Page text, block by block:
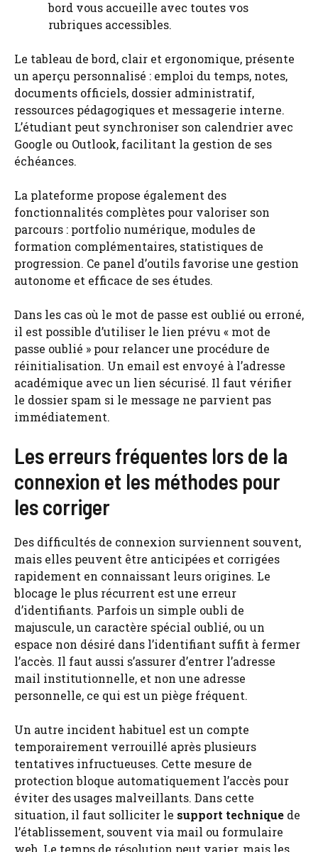
bord vous accueille avec toutes vos
rubriques accessibles.
Le tableau de bord, clair et ergonomique, présente
un aperçu personnalisé : emploi du temps, notes,
documents officiels, dossier administratif,
ressources pédagogiques et messagerie interne.
L’étudiant peut synchroniser son calendrier avec
Google ou Outlook, facilitant la gestion de ses
échéances.
La plateforme propose également des
fonctionnalités complètes pour valoriser son
parcours : portfolio numérique, modules de
formation complémentaires, statistiques de
progression. Ce panel d’outils favorise une gestion
autonome et efficace de ses études.
Dans les cas où le mot de passe est oublié ou erroné,
il est possible d’utiliser le lien prévu « mot de
passe oublié » pour relancer une procédure de
réinitialisation. Un email est envoyé à l’adresse
académique avec un lien sécurisé. Il faut vérifier
le dossier spam si le message ne parvient pas
immédiatement.
Les erreurs fréquentes lors de la
connexion et les méthodes pour
les corriger
Des difficultés de connexion surviennent souvent,
mais elles peuvent être anticipées et corrigées
rapidement en connaissant leurs origines. Le
blocage le plus récurrent est une erreur
d’identifiants. Parfois un simple oubli de
majuscule, un caractère spécial oublié, ou un
espace non désiré dans l’identifiant suffit à fermer
l’accès. Il faut aussi s’assurer d’entrer l’adresse
mail institutionnelle, et non une adresse
personnelle, ce qui est un piège fréquent.
Un autre incident habituel est un compte
temporairement verrouillé après plusieurs
tentatives infructueuses. Cette mesure de
protection bloque automatiquement l’accès pour
éviter des usages malveillants. Dans cette
situation, il faut solliciter le support technique de
l’établissement, souvent via mail ou formulaire
web. Le temps de résolution peut varier, mais les